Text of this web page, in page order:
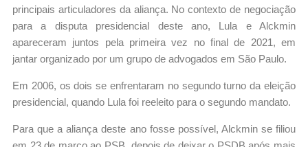
principais articuladores da aliança. No contexto de negociação
para a disputa presidencial deste ano, Lula e Alckmin
apareceram juntos pela primeira vez no final de 2021, em
jantar organizado por um grupo de advogados em São Paulo.
Em 2006, os dois se enfrentaram no segundo turno da eleição
presidencial, quando Lula foi reeleito para o segundo mandato.
Para que a aliança deste ano fosse possível, Alckmin se filiou